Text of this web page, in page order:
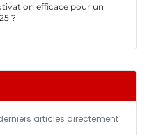
efficace pour un
?
articles directement